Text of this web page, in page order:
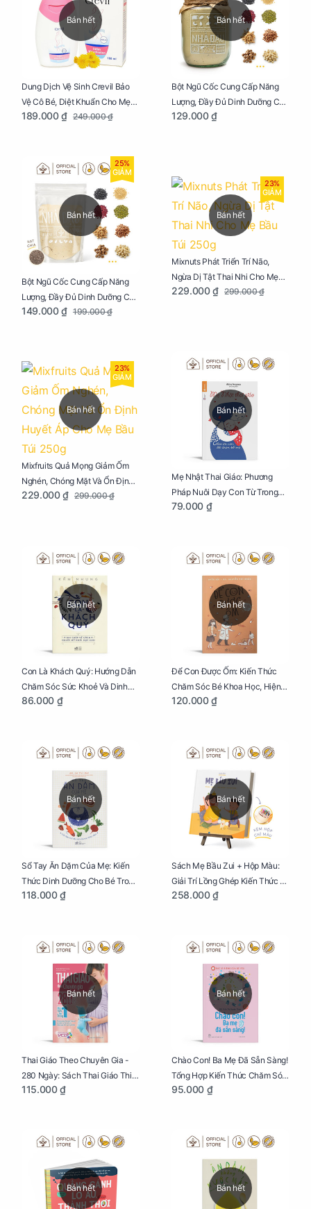
Bán hết
Dung Dịch Vệ Sinh Crevil Bảo
Vệ Cô Bé, Diệt Khuẩn Cho Mẹ
Bầu Chai 100ml
189.000 ₫ 249.000 ₫
Bán hết
Bột Ngũ Cốc Cung Cấp Năng
Lượng, Đầy Đủ Dinh Dưỡng Cho
Mẹ Bầu Hũ 250g
129.000 ₫
Bán hết
25%
GIẢM
Bột Ngũ Cốc Cung Cấp Năng
Lượng, Đầy Đủ Dinh Dưỡng Cho
Mẹ Bầu Túi 250g
149.000 ₫ 199.000 ₫
Bán hết
23%
GIẢM
Mixnuts Phát Triển Trí Não,
Ngừa Dị Tật Thai Nhi Cho Mẹ
Bầu Túi 250g
229.000 ₫ 299.000 ₫
Bán hết
23%
GIẢM
Mixfruits Quả Mọng Giảm Ốm
Nghén, Chóng Mặt Và Ổn Định
Huyết Áp Cho Mẹ Bầu Túi 250g
229.000 ₫ 299.000 ₫
Bán hết
Mẹ Nhật Thai Giáo: Phương
Pháp Nuôi Dạy Con Từ Trong
Bụng Mẹ
79.000 ₫
Bán hết
Con Là Khách Quý: Hướng Dẫn
Chăm Sóc Sức Khoẻ Và Dinh
Dưỡng Cho Bé
86.000 ₫
Bán hết
Để Con Được Ốm: Kiến Thức
Chăm Sóc Bé Khoa Học, Hiện
Đại
120.000 ₫
Bán hết
Sổ Tay Ăn Dặm Của Mẹ: Kiến
Thức Dinh Dưỡng Cho Bé Trong
Tuổi Ăn Dặm
118.000 ₫
Bán hết
Sách Mẹ Bầu Zui + Hộp Màu:
Giải Trí Lồng Ghép Kiến Thức Và
Lời Khuyên Mang Thai Bổ Ích
258.000 ₫
Bán hết
Thai Giáo Theo Chuyên Gia -
280 Ngày: Sách Thai Giáo Thiết
Thực Nhất Cho Mẹ Bầu
115.000 ₫
Bán hết
Chào Con! Ba Mẹ Đã Sẵn Sàng!
Tổng Hợp Kiến Thức Chăm Sóc
Trẻ Sơ Sinh
95.000 ₫
Bán hết Bán hết